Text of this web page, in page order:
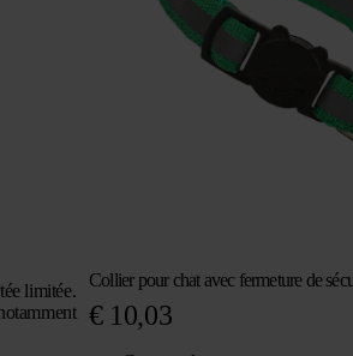
limitée.
Collier pour chat avec fermeture de
€10,03